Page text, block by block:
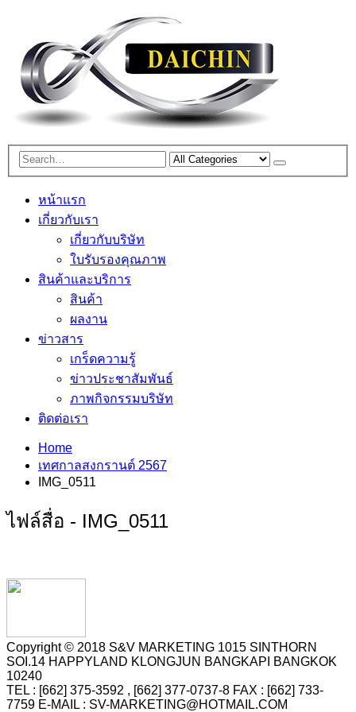
หน้าแรก
เกี่ยวกับเรา
เกี่ยวกับบริษัท
ใบรับรองคุณภาพ
สินค้าและบริการ
สินค้า
ผลงาน
ข่าวสาร
เกร็ดความรู้
ข่าวประชาสัมพันธ์
ภาพกิจกรรมบริษัท
ติดต่อเรา
Home
เทศกาลสงกรานต์ 2567
IMG_0511
ไฟล์สื่อ - IMG_0511
Copyright © 2018 S&V MARKETING 1015 SINTHORN
SOI.14 HAPPYLAND KLONGJUN BANGKAPI BANGKOK
10240
TEL : [662] 375-3592 , [662] 377-0737-8 FAX : [662] 733-
7759 E-MAIL : SV-MARKETING@HOTMAIL.COM